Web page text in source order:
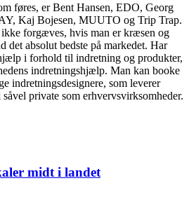
føres, er Bent Hansen, EDO, Georg
Kaj Bojesen, MUUTO og Trip Trap.
forgæves, hvis man er kræsen og
det absolut bedste på markedet. Har
i forhold til indretning og produkter,
indretningshjælp. Man kan booke
indretningsdesignere, som leverer
private som erhvervsvirksomheder.
midt i landet